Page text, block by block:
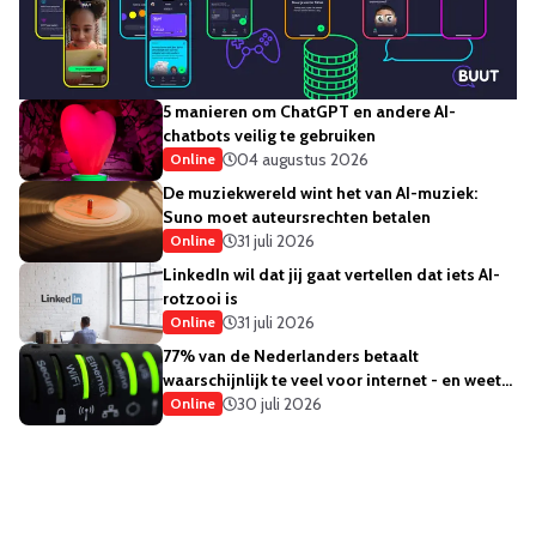
5 manieren om ChatGPT en andere AI-
chatbots veilig te gebruiken
Online
04 augustus 2026
De muziekwereld wint het van AI-muziek:
Suno moet auteursrechten betalen
Online
31 juli 2026
LinkedIn wil dat jij gaat vertellen dat iets AI-
rotzooi is
Online
31 juli 2026
77% van de Nederlanders betaalt
waarschijnlijk te veel voor internet - en weet
het ook
Online 30 juli 2026